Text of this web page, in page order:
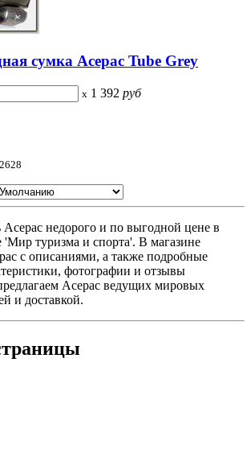
сумка Acepac Tube Grey
x 1 392 руб
недорого и по выгодной цене в
'Мир туризма и спорта'. В магазине
с описаниями, а также подробные
фотографии и отзывы
Acepac ведущих мировых
и доставкой.